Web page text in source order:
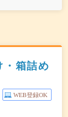
・箱詰め
WEB登録OK